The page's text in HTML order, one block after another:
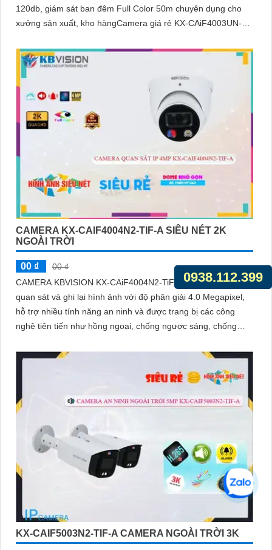
120db, giám sát ban đêm Full Color 50m chuyên dụng cho
xưởng sản xuất, kho hàngCamera giá rẻ KX-CAiF4003UN-
CAMERA KX-CAIF4004N2-TIF-A SIÊU NÉT 2K
NGOÀI TRỜI
00 ₫
00 ₫
CAMERA KBVISION KX-CAiF4004N2-TiF-A có khả năng
quan sát và ghi lại hình ảnh với độ phân giải 4.0 Megapixel,
hỗ trợ nhiều tính năng an ninh và được trang bị các công
nghệ tiên tiến như hồng ngoại, chống ngược sáng, chống
KX-CAIF5003N2-TIF-A CAMERA NGOÀI TRỜI 3K
0938.112.399